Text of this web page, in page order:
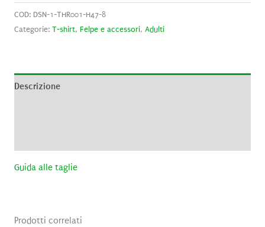
COD: DSN-1-THR001-H47-8
Categorie: T-shirt, Felpe e accessori, Adulti
Descrizione
Guida alle taglie
Prodotti correlati